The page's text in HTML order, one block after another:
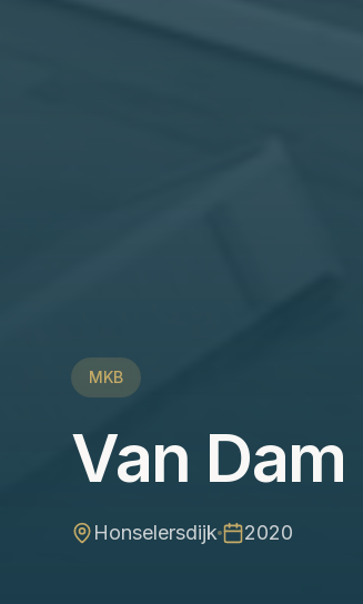
MKB
Van Dam
Honselersdijk 2020